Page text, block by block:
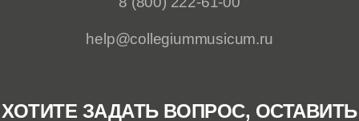
help@collegiummusicum.ru
ХОТИТЕ ЗАДАТЬ ВОПРОС, ОСТАВИТЬ